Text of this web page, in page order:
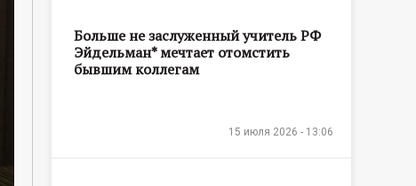
Больше не заслуженный учитель РФ
Эйдельман* мечтает отомстить
бывшим коллегам
15 июля 2026 - 13:06